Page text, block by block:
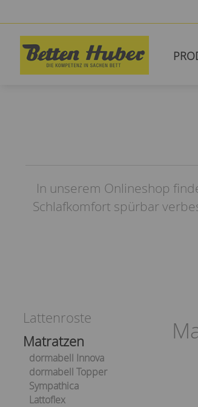
In unserem Onlineshop
Schlafkomfort spürbar
Lattenroste
Matratzen
dormabell Innova
dormabell Topper
Sympathica
Lattoflex